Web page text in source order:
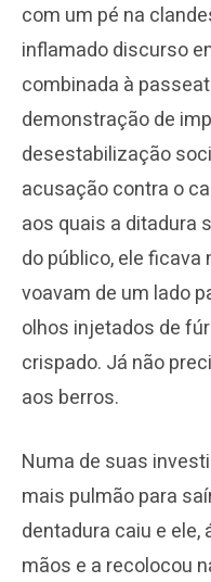
com um pé na
inflamado discurso
combinada à
demonstração de
desestabilização
acusação contra o
aos quais a ditadura
do público, ele
voavam de um lado
olhos injetados de
crispado. Já não
aos berros.
Numa de suas
mais pulmão para
dentadura caiu e ele,
mãos e a recolocou